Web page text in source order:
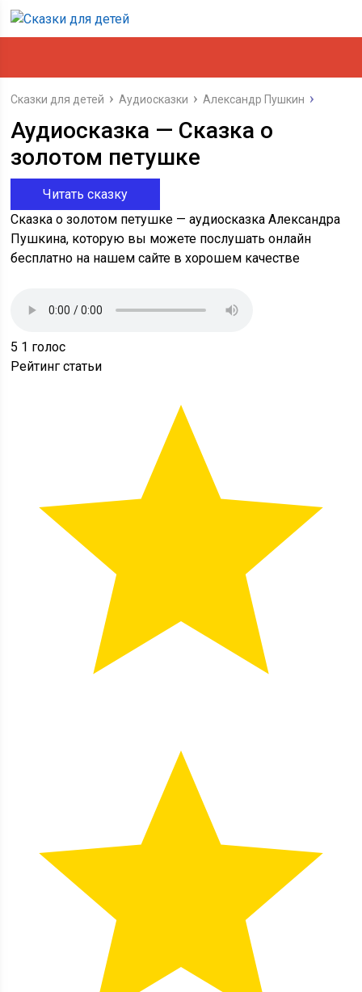
Сказки для детей Аудиосказки Александр Пушкин
Аудиосказка — Сказка о
золотом петушке
Читать сказку
Сказка о золотом петушке — аудиосказка Александра
Пушкина, которую вы можете послушать онлайн
бесплатно на нашем сайте в хорошем качестве
5 1 голос
Рейтинг статьи